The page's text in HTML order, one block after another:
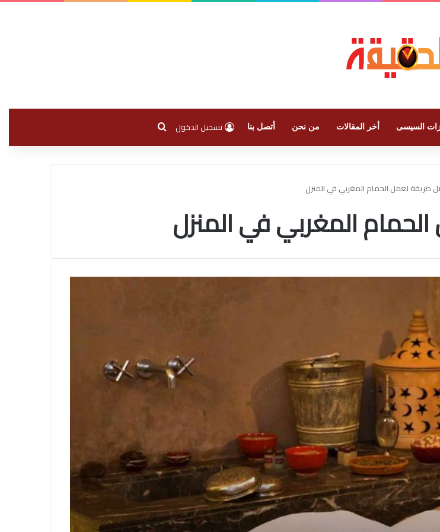
السيسى أخر المقالات من نحن أتصل بنا تسجيل الدخول
طريقة لعمل الحمام المغربي في المنزل
المغربي في المنزل